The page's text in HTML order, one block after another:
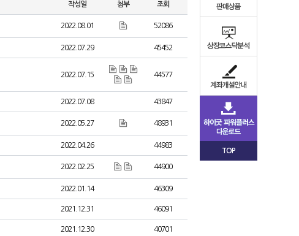
작성일 첨부 조회
2022.08.01 52086
2022.07.29 45452
2022.07.15 44577
2022.07.08 43847
2022.05.27 48931
2022.04.26 44983
2022.02.25 44900
2022.01.14 46309
2021.12.31 46091
2021.12.30 40701
TOP